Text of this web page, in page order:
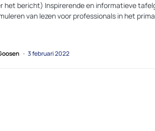
het bericht) Inspirerende en informatieve
van lezen voor professionals in het
3 februari 2022